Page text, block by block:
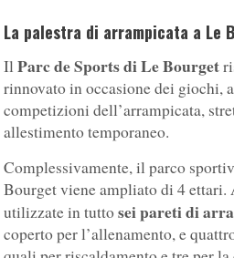
La palestra di arrampicata a Le
IlParc de Sports di Le Bourget
rinnovato in occasione dei giochi,
competizioni dell’arrampicata,
allestimento temporaneo.
Complessivamente, il parco
Bourget viene ampliato di 4
utilizzate in tuttosei pareti di
coperto per l’allenamento, e